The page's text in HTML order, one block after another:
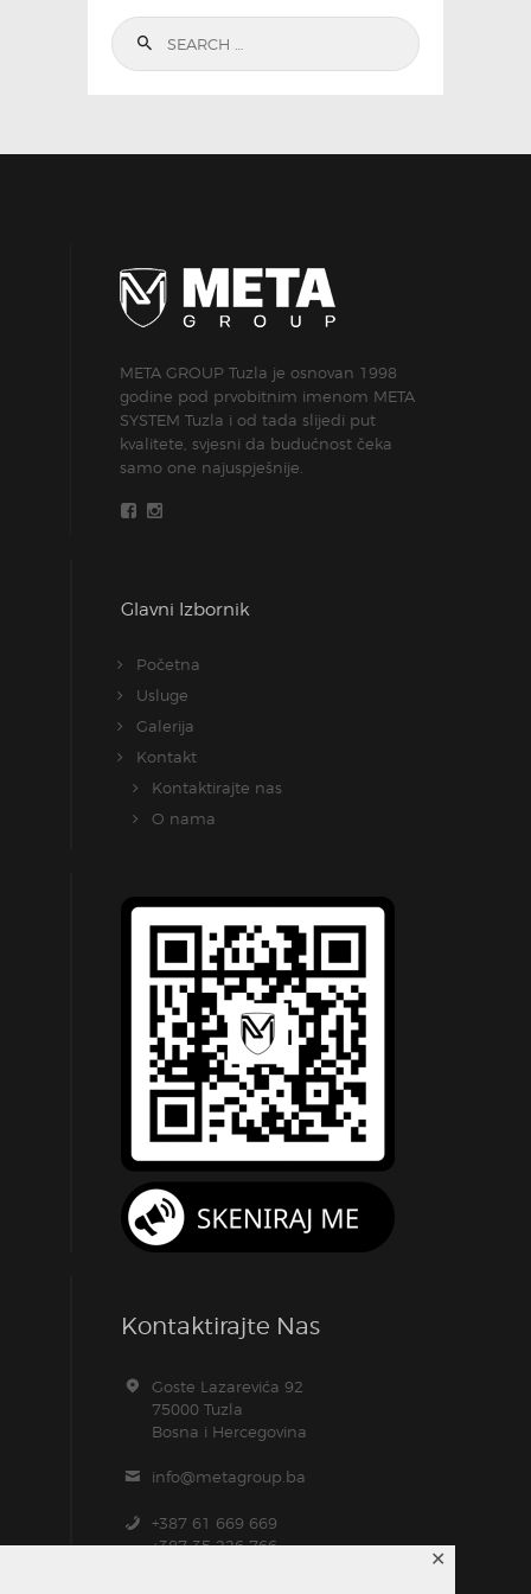
✕
Search
for:
META GROUP Tuzla je osnovan 1998
godine pod prvobitnim imenom META
SYSTEM Tuzla i od tada slijedi put
kvalitete, svjesni da budućnost čeka
samo one najuspješnije.
Glavni Izbornik
Početna
Usluge
Galerija
Kontakt
Kontaktirajte nas
O nama
Kontaktirajte Nas
Goste Lazarevića 92
75000 Tuzla
Bosna i Hercegovina
info@metagroup.ba
+387 61 669 669
+387 35 226 766